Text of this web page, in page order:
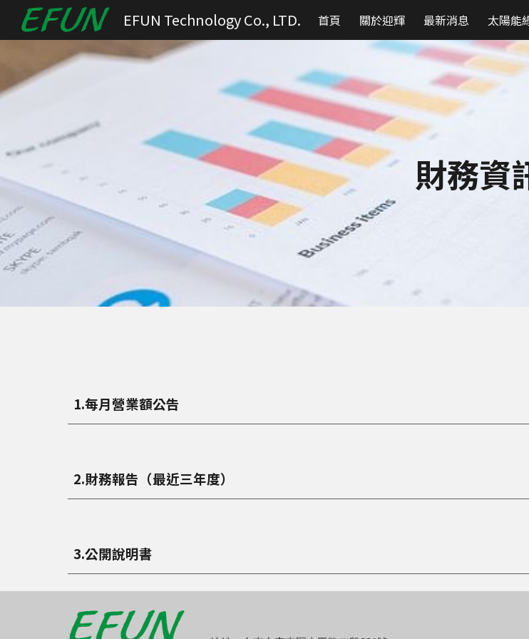
Skip to main content
EFUN Technology Co., LTD. 首頁 關於迎輝 最新消息 太陽能
財務資
1.每月營業額公告
2.財務報告（最近三年度）
3.公開說明書